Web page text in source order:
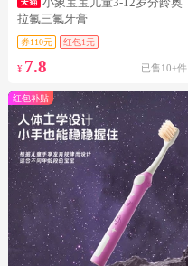
拉氟三氟牙膏
券110元 红包1元
¥ 7.8 已售10+件
红包补贴